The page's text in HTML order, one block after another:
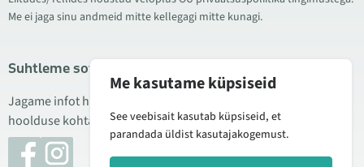
Me ei jaga sinu andmeid mitte kellegagi mitte kunagi.
Suhtleme sotsiaalmeedias
Jagame infot hea hinna kampaaniate, uute toodete ning
hoolduse kohta. Mõnikord teeme ka tooteülevaateid.
Me kasutame küpsiseid
See veebisait kasutab küpsiseid, et
parandada üldist kasutajakogemust.